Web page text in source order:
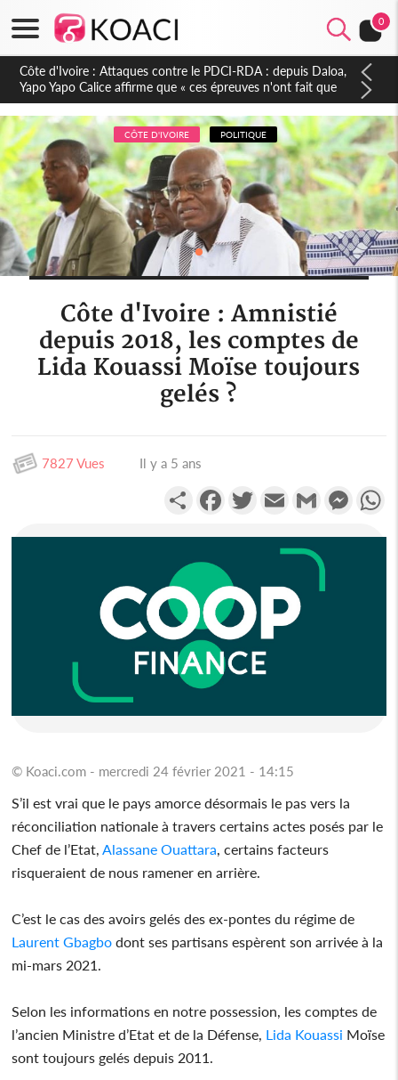
0
Côte d'Ivoire : Le Colonel-Major Fofié Kouakou est décédé,
l'armée perd une figure de la 2e Région militaire
CÔTE D'IVOIRE POLITIQUE
Côte d'Ivoire : Amnistié
depuis 2018, les comptes de
Lida Kouassi Moïse toujours
gelés ?
7827 Vues Il y a 5 ans
PartagerFacebookTwitterEmail Gmail
© Koaci.com - mercredi 24 février 2021 - 14:15
S’il est vrai que le pays amorce désormais le pas vers la
réconciliation nationale à travers certains actes posés par le
Chef de l’Etat, Alassane Ouattara , certains facteurs
risqueraient de nous ramener en arrière.
C’est le cas des avoirs gelés des ex-pontes du régime de
Laurent Gbagbo dont ses partisans espèrent son arrivée à la
mi-mars 2021.
Selon les informations en notre possession, les comptes de
l’ancien Ministre d’Etat et de la Défense, Lida Kouassi Moïse
sont toujours gelés depuis 2011.